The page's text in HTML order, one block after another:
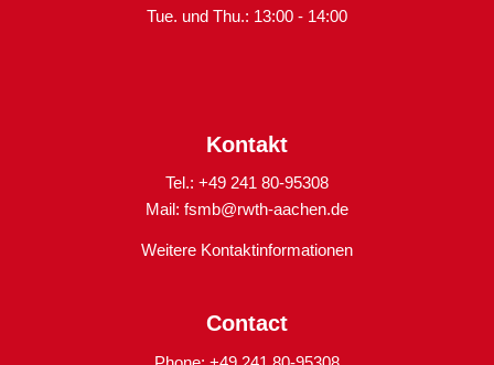
Tue. und Thu.: 13:00 - 14:00
Kontakt
Tel.: +49 241 80-95308
Mail: fsmb@rwth-aachen.de
Weitere Kontaktinformationen
Contact